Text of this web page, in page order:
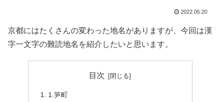
2022.05.20
京都にはたくさんの変わった地名がありますが、今回は漢
字一文字の難読地名を紹介したいと思います。
目次
1.笋町